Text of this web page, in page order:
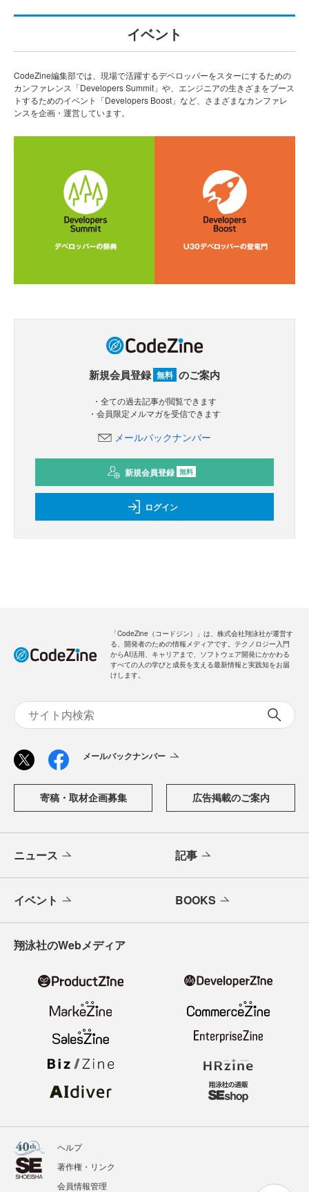
イベント
CodeZine編集部では、現場で活躍するデベロッパーをスターにするための
カンファレンス「Developers Summit」や、エンジニアの生きざまをブース
トするためのイベント「Developers Boost」など、さまざまなカンファレ
ンスを企画・運営しています。
新規会員登録 無料 のご案内
・全ての過去記事が閲覧できます
・会員限定メルマガを受信できます
メールバックナンバー
新規会員登録 無料
ログイン
「CodeZine（コードジン）」は、株式会社翔泳社が運営す
る、開発者のための情報メディアです。テクノロジー入門
からAI活用、キャリアまで、ソフトウェア開発にかかわる
すべての人の学びと成長を支える最新情報と実践知をお届
けします。
メールバックナンバー
寄稿・取材企画募集 広告掲載のご案内
ニュース 記事
イベント BOOKS
翔泳社のWebメディア
ヘルプ
著作権・リンク
会員情報管理